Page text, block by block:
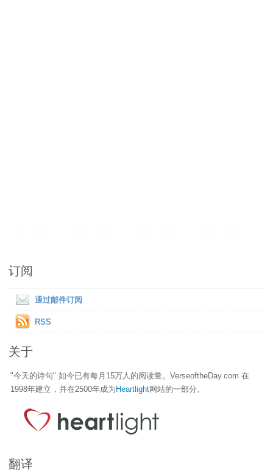
订阅
通过邮件订阅
RSS
关于
"今天的诗句" 如今已有每月15万人的阅读量。VerseoftheDay.com 在
1998年建立，并在2500年成为 Heartlight网站的一部分。
翻译